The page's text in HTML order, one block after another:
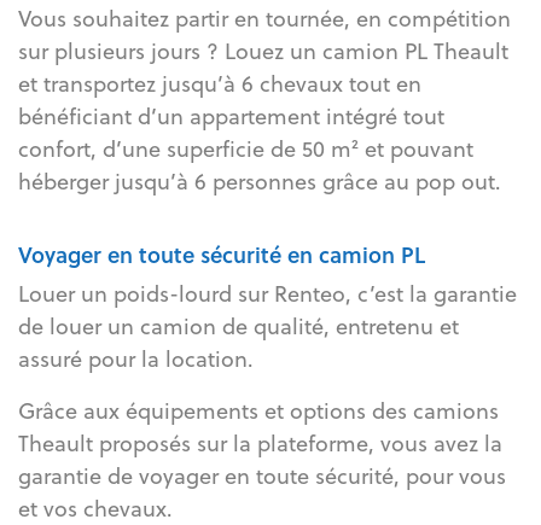
Vous souhaitez partir en tournée, en compétition
sur plusieurs jours ? Louez un camion PL Theault
et transportez jusqu’à 6 chevaux tout en
bénéficiant d’un appartement intégré tout
confort, d’une superficie de 50 m² et pouvant
héberger jusqu’à 6 personnes grâce au pop out.
Voyager en toute sécurité en camion PL
Louer un poids-lourd sur Renteo, c’est la garantie
de louer un camion de qualité, entretenu et
assuré pour la location.
Grâce aux équipements et options des camions
Theault proposés sur la plateforme, vous avez la
garantie de voyager en toute sécurité, pour vous
et vos chevaux.